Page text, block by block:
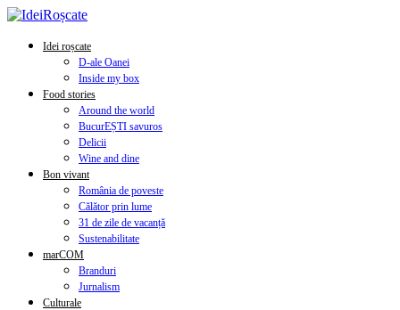
Idei roșcate
D-ale Oanei
Inside my box
Food stories
Around the world
BucurEȘTI savuros
Delicii
Wine and dine
Bon vivant
România de poveste
Călător prin lume
31 de zile de vacanță
Sustenabilitate
marCOM
Branduri
Jurnalism
Culturale